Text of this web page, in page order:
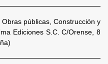
públicas, Construcción y
Ediciones S.C. C/Orense, 8